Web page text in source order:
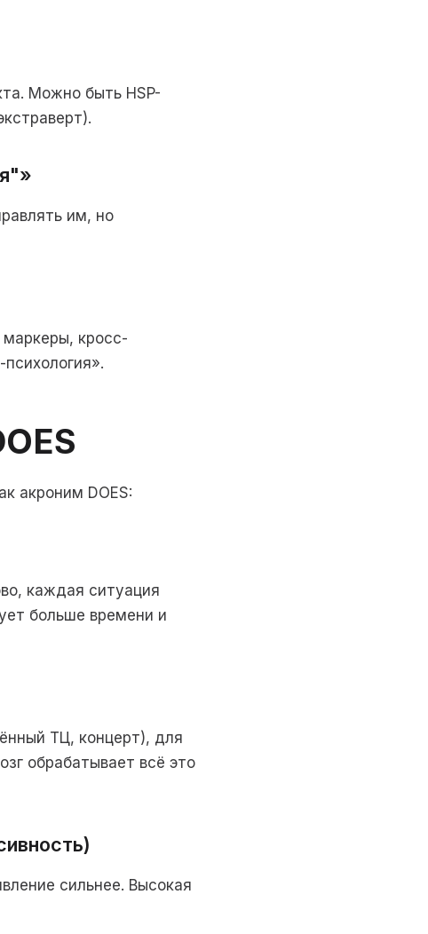
Можно быть HSP-
им, но
маркеры, кросс-
акроним DOES:
каждая ситуация
больше времени и
ТЦ, концерт), для
обрабатывает всё это
сильнее. Высокая